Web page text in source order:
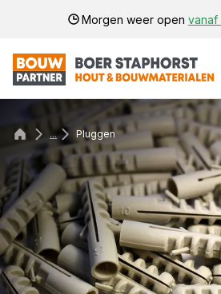
Morgen weer open vanaf
... Pluggen